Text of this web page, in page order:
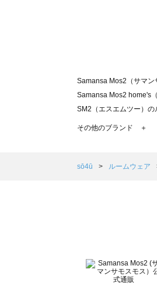
Samansa Mos2（サマ
Samansa Mos2 home's
SM2（エスエムツー）
TSUHARU by Samansa
Samansa Mos2 Lagom
BETTY'S BLUE（べテ
Wpc.（ワールドパーテ
その他のブランド ＋
sō4ū ルームウェア